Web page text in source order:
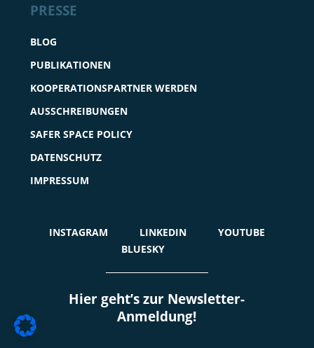
PRESSE
BLOG
PUBLIKATIONEN
KOOPERATIONSPARTNER WERDEN
AUSSCHREIBUNGEN
SAFER SPACE POLICY
DATENSCHUTZ
IMPRESSUM
INSTAGRAM LINKEDIN
YOUTUBE
BLUESKY
Hier geht’s zur Newsletter-
Anmeldung!